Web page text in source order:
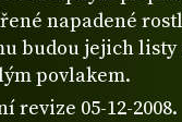
napadené
budou jejich listy
povlakem.
revize 05-12-2008.